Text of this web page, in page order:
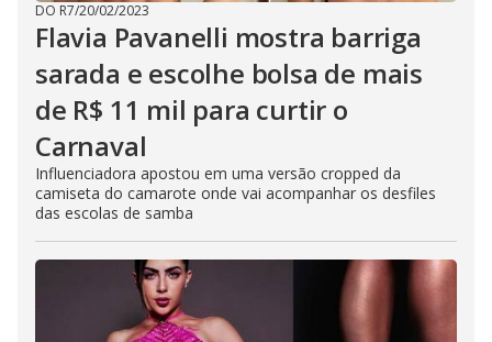
DO R7/20/02/2023
Flavia Pavanelli mostra barriga
sarada e escolhe bolsa de mais
de R$ 11 mil para curtir o
Carnaval
Influenciadora apostou em uma versão cropped da
camiseta do camarote onde vai acompanhar os desfiles
das escolas de samba